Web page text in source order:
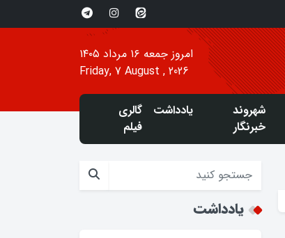
امروز جمعه ۱۶ مرداد ۱۴۰۵
Friday, 7 August , 2026
شهروند
خبرنگار
یادداشت
گالری
فیلم
یادداشت